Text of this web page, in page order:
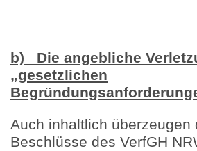
b) Die angebliche
„gesetzlichen
Auch inhaltlich überzeugen
Beschlüsse des VerfGH